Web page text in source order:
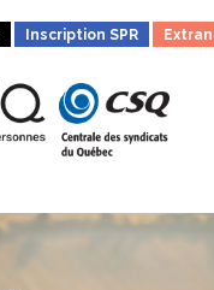
Inscription SPR